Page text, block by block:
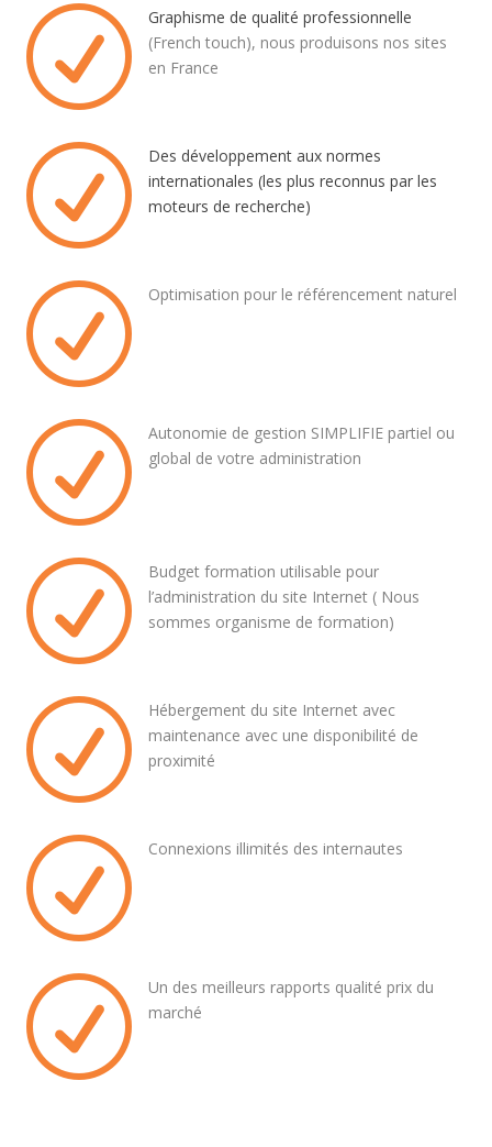
R
Graphisme de qualité professionnelle
(French touch), nous produisons nos sites
en France
R
Des développement aux normes
internationales (les plus reconnus par les
moteurs de recherche)
R Optimisation pour le référencement naturel
R
Autonomie de gestion SIMPLIFIE partiel ou
global de votre administration
R
Budget formation utilisable pour
l’administration du site Internet ( Nous
sommes organisme de formation)
R
Hébergement du site Internet avec
maintenance avec une disponibilité de
proximité
R Connexions illimités des internautes
R
Un des meilleurs rapports qualité prix du
marché